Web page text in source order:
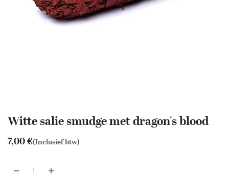
Witte salie smudge met dragon's blood
7,00€(Inclusief btw)